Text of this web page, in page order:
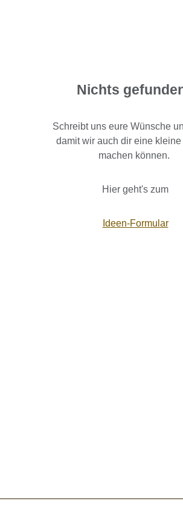
Nichts
Schreibt uns eure Wünsche
damit wir auch dir eine
machen können.
Hier geht's zum
Ideen-Formular